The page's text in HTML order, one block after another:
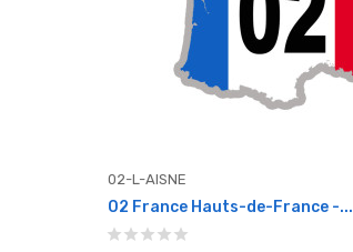
02-L-AISNE
02 France Hauts-de-France -...